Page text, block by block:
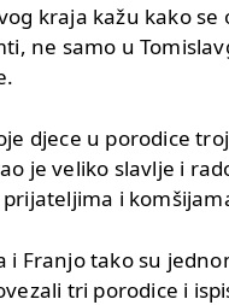
kraja kažu kako se
ne samo u
djece u porodice
je veliko slavlje i
i
i Franjo tako su
tri porodice i